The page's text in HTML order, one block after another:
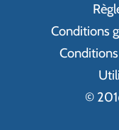
Conditions
©